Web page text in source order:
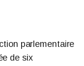
parlementaire
de six